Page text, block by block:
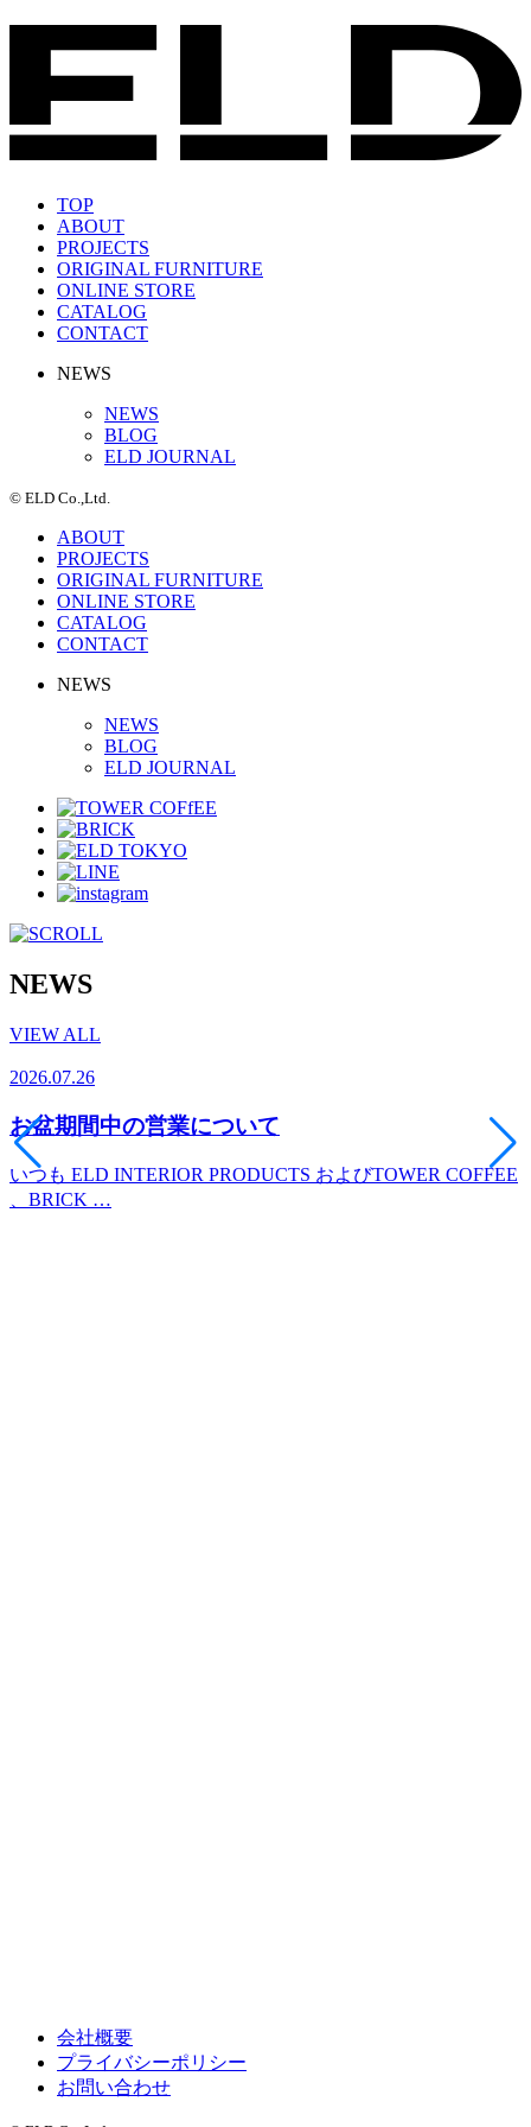
TOP
ABOUT
PROJECTS
ORIGINAL FURNITURE
ONLINE STORE
CATALOG
CONTACT
NEWS
NEWS
BLOG
ELD JOURNAL
© ELD Co.,Ltd.
ABOUT
PROJECTS
ORIGINAL FURNITURE
ONLINE STORE
CATALOG
CONTACT
NEWS
NEWS
BLOG
ELD JOURNAL
NEWS
VIEW ALL
2026.07.26
お盆期間中の営業について
いつも ELD INTERIOR PRODUCTS およびTOWER COFFEE
、BRICK …
会社概要
プライバシーポリシー
お問い合わせ